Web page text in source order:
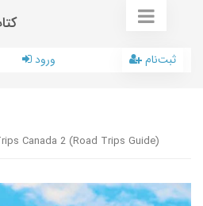
ورود ثبت‌نام
Canada 2 (Road Trips Guide)